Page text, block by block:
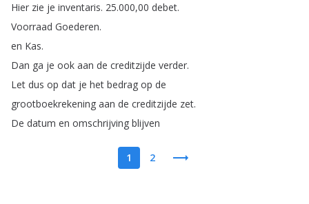
Hier zie je inventaris. 25.000,00 debet.
Voorraad Goederen.
en Kas.
Dan ga je ook aan de creditzijde verder.
Let dus op dat je het bedrag op de
grootboekrekening aan de creditzijde zet.
De datum en omschrijving blijven
1 2